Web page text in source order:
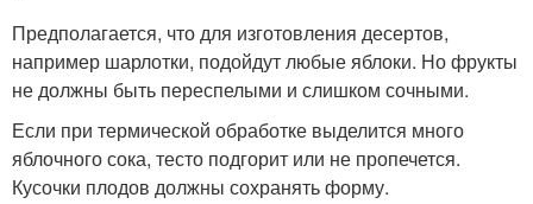
Предполагается, что для изготовления десертов,
например шарлотки, подойдут любые яблоки. Но фрукты
не должны быть переспелыми и слишком сочными.
Если при термической обработке выделится много
яблочного сока, тесто подгорит или не пропечется.
Кусочки плодов должны сохранять форму.